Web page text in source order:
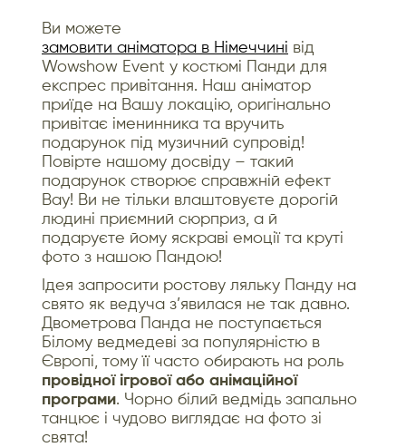
Ви можете
замовити аніматора в Німеччині від
Wowshow Event у костюмі Панди для
експрес привітання. Наш аніматор
приїде на Вашу локацію, оригінально
привітає іменинника та вручить
подарунок під музичний супровід!
Повірте нашому досвіду – такий
подарунок створює справжній ефект
Вау! Ви не тільки влаштовуєте дорогій
людині приємний сюрприз, а й
подаруєте йому яскраві емоції та круті
фото з нашою Пандою!
Ідея запросити ростову ляльку Панду на
свято як ведуча з’явилася не так давно.
Двометрова Панда не поступається
Білому ведмедеві за популярністю в
Європі, тому її часто обирають на роль
провідної ігрової або анімаційної
програми. Чорно білий ведмідь запально
танцює і чудово виглядає на фото зі
свята!